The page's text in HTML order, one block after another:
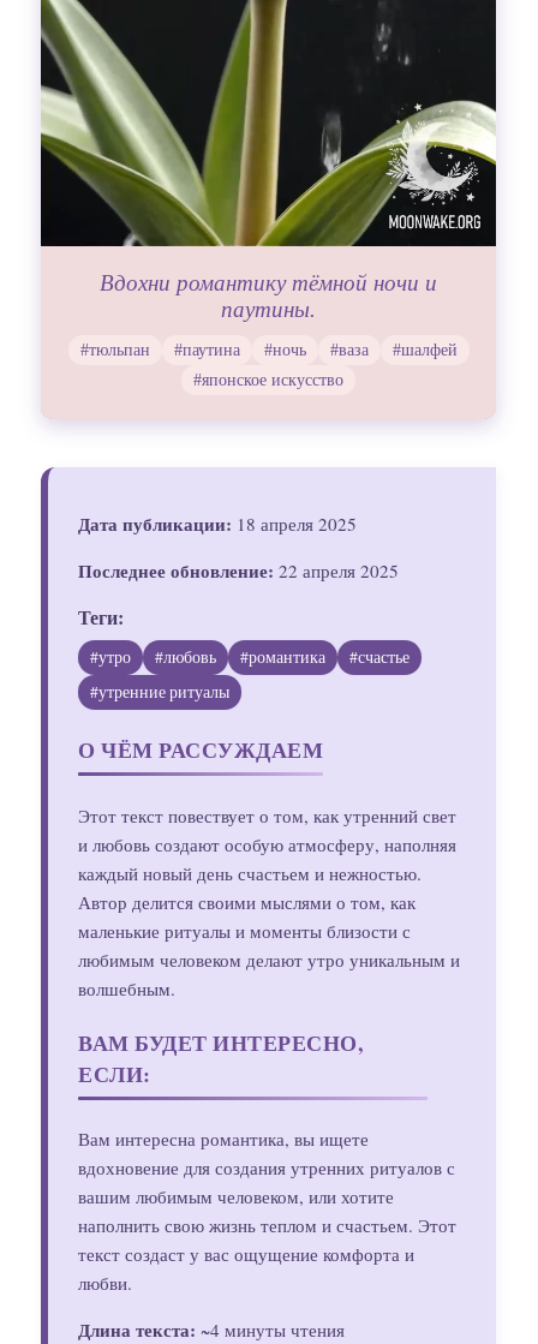
Вдохни романтику тёмной ночи и
паутины.
#тюльпан #паутина #ночь #ваза
#шалфей
#японское искусство
Дата публикации: 18 апреля 2025
Последнее обновление: 22 апреля 2025
Теги:
#утро #любовь #романтика
#счастье
#утренние ритуалы
О ЧЁМ РАССУЖДАЕМ
Этот текст повествует о том, как утренний свет
и любовь создают особую атмосферу, наполняя
каждый новый день счастьем и нежностью.
Автор делится своими мыслями о том, как
маленькие ритуалы и моменты близости с
любимым человеком делают утро уникальным и
волшебным.
ВАМ БУДЕТ ИНТЕРЕСНО,
ЕСЛИ:
Вам интересна романтика, вы ищете
вдохновение для создания утренних ритуалов с
вашим любимым человеком, или хотите
наполнить свою жизнь теплом и счастьем. Этот
текст создаст у вас ощущение комфорта и
любви.
Длина текста: ~4 минуты чтения